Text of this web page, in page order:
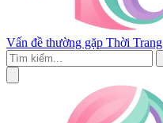
Vấn đề thường gặp Thời Trang